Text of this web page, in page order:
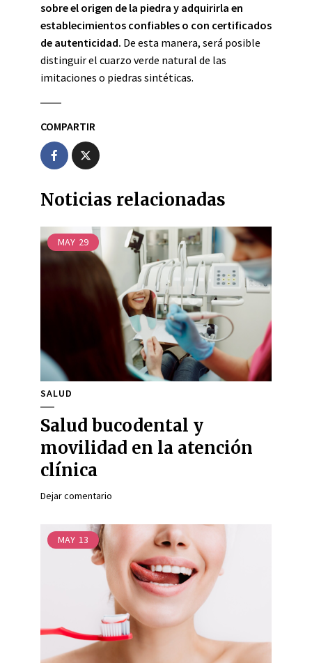
sobre el origen de la piedra y adquirirla en
establecimientos confiables o con certificados
de autenticidad. De esta manera, será posible
distinguir el cuarzo verde natural de las
imitaciones o piedras sintéticas.
COMPARTIR
Noticias relacionadas
MAY 29
SALUD
Salud bucodental y
movilidad en la atención
clínica
Dejar comentario
MAY 13